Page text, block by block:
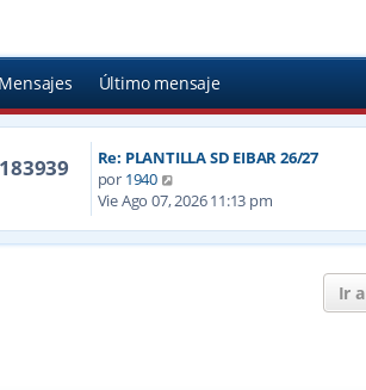
Mensajes Último mensaje
183939
Re: PLANTILLA SD EIBAR 26/27
por 1940
e
ú
Vie Ago 07, 2026 11:13 pm
Ir a